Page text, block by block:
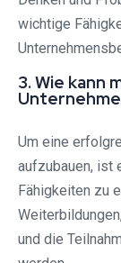
wichtige
3. Wie kann
Um eine
aufzubauen, ist
Fähigkeiten zu
und die